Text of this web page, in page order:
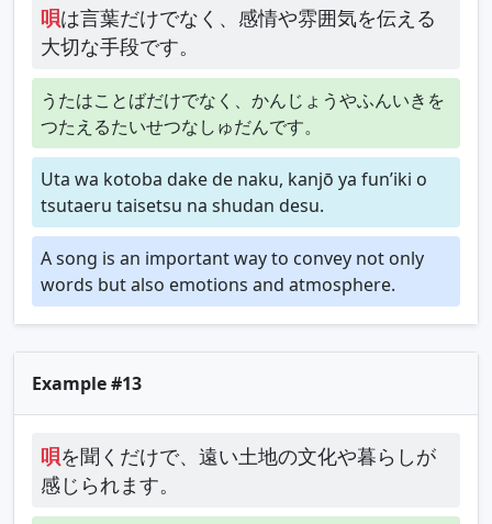
唄は言葉だけでなく、感情や雰囲気を伝える
大切な手段です。
うたはことばだけでなく、かんじょうやふんいきを
つたえるたいせつなしゅだんです。
Uta wa kotoba dake de naku, kanjō ya fun’iki o
tsutaeru taisetsu na shudan desu.
A song is an important way to convey not only
words but also emotions and atmosphere.
Example #13
唄を聞くだけで、遠い土地の文化や暮らしが
感じられます。